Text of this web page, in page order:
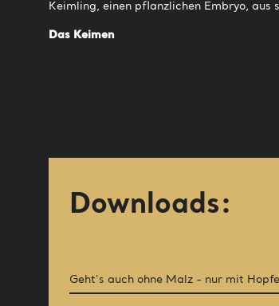
Keimling, einen pflanzlichen Embryo, aus
Das Keimen
Downloads:
Geht's auch ohne Malz - nur mit